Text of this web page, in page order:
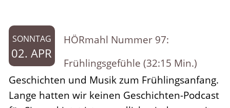
SONNTAG
02. APR
HÖRmahl Nummer 97:
Frühlingsgefühle (32:15 Min.)
Geschichten und Musik zum Frühlingsanfang.
Lange hatten wir keinen Geschichten-Podcast